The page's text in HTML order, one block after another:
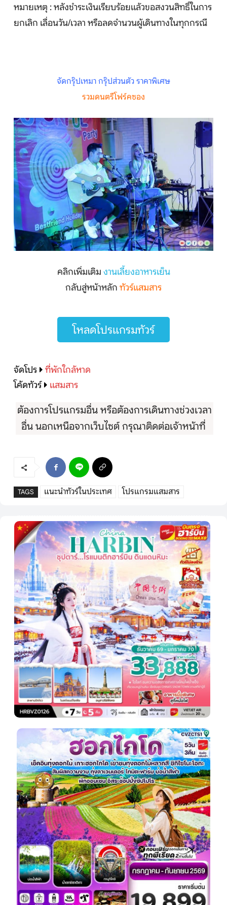
หมายเหตุ : หลังชำระเงินเรียบร้อยแล้วขอสงวนสิทธิ์ในการ
ยกเลิก เลื่อนวัน/เวลา หรือลดจำนวนผู้เดินทางในทุกกรณี
จัดกรุ๊ปเหมา กรุ๊ปส่วนตัว ราคาพิเศษ
รวมดนตรีโฟร์คซอง
คลิกเพิ่มเติม งานเลี้ยงอาหารเย็น
กลับสู่หน้าหลัก ทัวร์แสมสาร
โหลดโปรแกรมทัวร์
จัดโปร
ที่พักใกล้หาด
โค้ดทัวร์
แสมสาร
ต้องการโปรแกรมอื่น หรือต้องการเดินทางช่วงเวลา
อื่น นอกเหนือจากเว็บไซต์ กรุณาติดต่อเจ้าหน้าที่
TAGS แนะนำทัวร์ในประเทศ โปรแกรมแสมสาร